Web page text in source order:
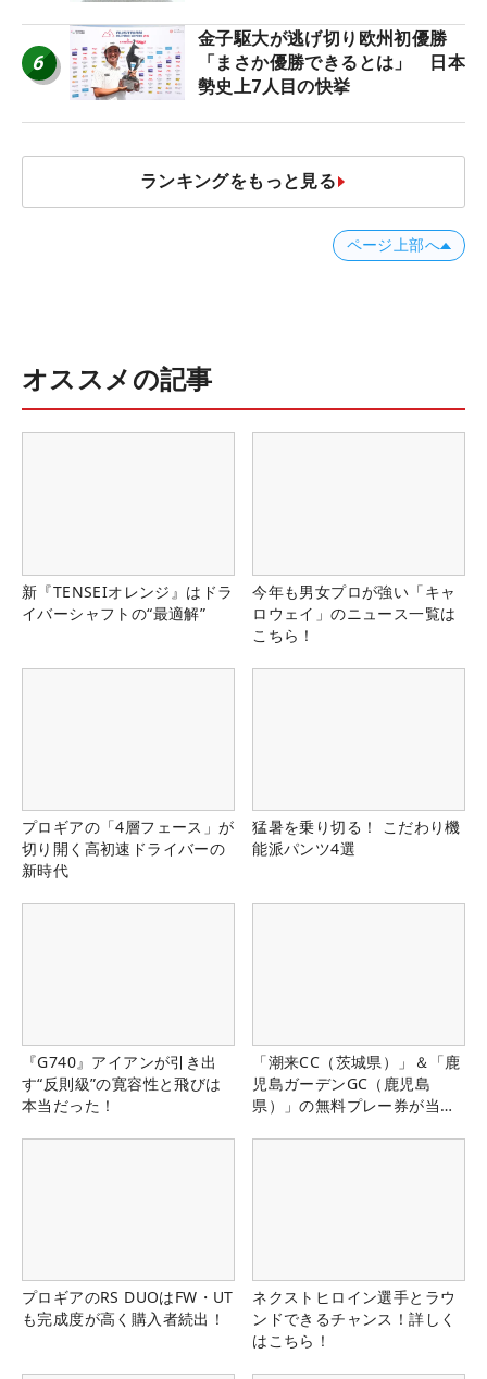
6
金子駆大が逃げ切り欧州初優勝
「まさか優勝できるとは」 日本
勢史上7人目の快挙
ランキングをもっと見る
ページ上部へ
オススメの記事
新『TENSEIオレンジ』はドラ
イバーシャフトの“最適解”
今年も男女プロが強い「キャ
ロウェイ」のニュース一覧は
こちら！
プロギアの「4層フェース」が
切り開く高初速ドライバーの
新時代
猛暑を乗り切る！ こだわり機
能派パンツ4選
『G740』アイアンが引き出
す“反則級”の寛容性と飛びは
本当だった！
「潮来CC（茨城県）」＆「鹿
児島ガーデンGC（鹿児島
県）」の無料プレー券が当た
プロギアのRS DUOはFW・UT
も完成度が高く購入者続出！
ネクストヒロイン選手とラウ
ンドできるチャンス！詳しく
はこちら！